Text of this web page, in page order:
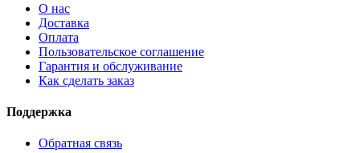
О нас
Доставка
Оплата
Пользовательское соглашение
Гарантия и обслуживание
Как сделать заказ
Поддержка
Обратная связь